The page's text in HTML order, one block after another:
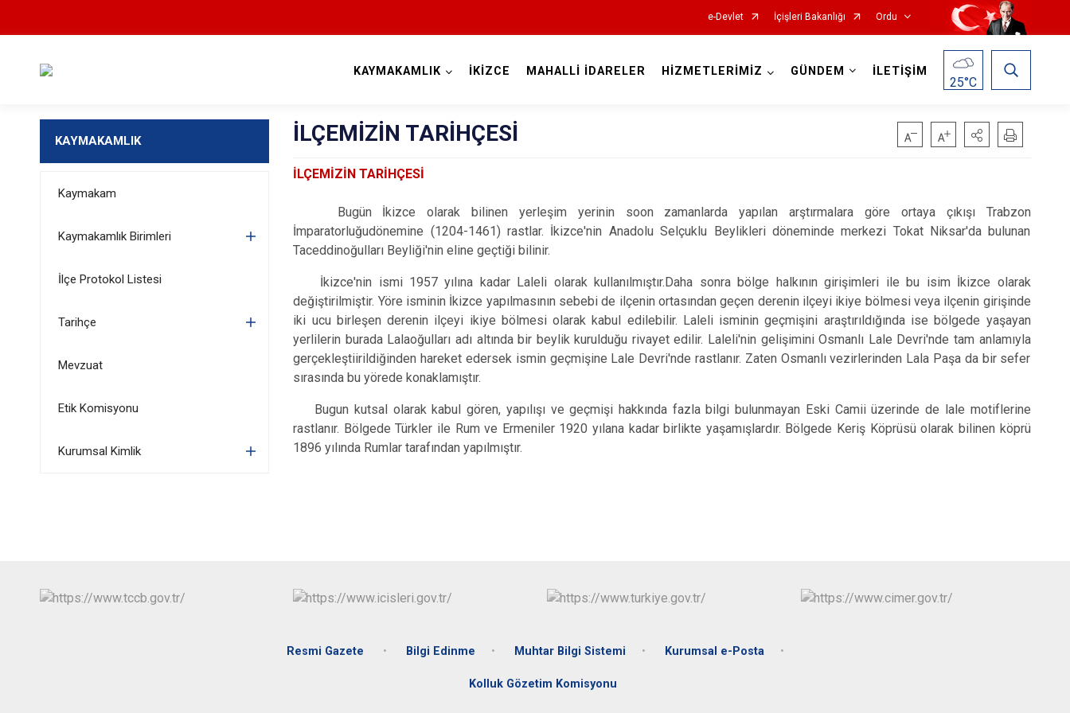
e-Devlet İçişleri Bakanlığı Ordu
Akkuş
Aybastı
Çatalpınar
Çaybaşı
Fatsa
Gürgentepe
Kabadüz
Kabataş
Kumru
Mesudiye
Perşembe
Altınordu
KAYMAKAMLIK İKİZCE MAHALLİ İDARELER HİZMETLERİMİZ GÜNDEM İLETİŞİM
25°C
KAYMAKAMLIK
Kaymakam
Kaymakamlık Birimleri
İlçe Protokol Listesi
Tarihçe
Mevzuat
Etik Komisyonu
Kurumsal Kimlik
İLÇEMİZİN TARİHÇESİ
İLÇEMİZİN TARİHÇESİ
Bugün İkizce olarak bilinen yerleşim yerinin soon zamanlarda yapılan arştırmalara göre ortaya çıkışı Trabzon
İmparatorluğudönemine (1204-1461) rastlar. İkizce'nin Anadolu Selçuklu Beylikleri döneminde merkezi Tokat Niksar'da bulunan
Taceddinoğulları Beyliği'nin eline geçtiği bilinir.
İkizce'nin ismi 1957 yılına kadar Laleli olarak kullanılmıştır.Daha sonra bölge halkının girişimleri ile bu isim İkizce olarak
değiştirilmiştir. Yöre isminin İkizce yapılmasının sebebi de ilçenin ortasından geçen derenin ilçeyi ikiye bölmesi veya ilçenin girişinde
iki ucu birleşen derenin ilçeyi ikiye bölmesi olarak kabul edilebilir. Laleli isminin geçmişini araştırıldığında ise bölgede yaşayan
yerlilerin burada Lalaoğulları adı altında bir beylik kurulduğu rivayet edilir. Laleli'nin gelişimini Osmanlı Lale Devri'nde tam anlamıyla
gerçekleştiirildiğinden hareket edersek ismin geçmişine Lale Devri'nde rastlanır. Zaten Osmanlı vezirlerinden Lala Paşa da bir sefer
sırasında bu yörede konaklamıştır.
Bugun kutsal olarak kabul gören, yapılışı ve geçmişi hakkında fazla bilgi bulunmayan Eski Camii üzerinde de lale motiflerine
rastlanır. Bölgede Türkler ile Rum ve Ermeniler 1920 yılana kadar birlikte yaşamışlardır. Bölgede Keriş Köprüsü olarak bilinen köprü
1896 yılında Rumlar tarafından yapılmıştır.
Resmi Gazete Bilgi Edinme Muhtar Bilgi Sistemi Kurumsal e-Posta
Kolluk Gözetim Komisyonu